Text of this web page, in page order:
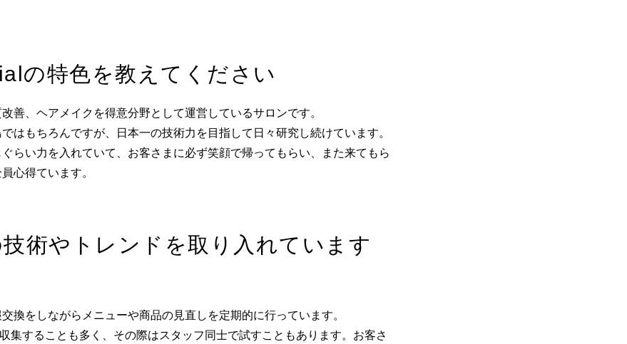
の特色を教えてください
善、ヘアメイクを得意分野として運営しているサロンです。
はもちろんですが、日本一の技術力を目指して日々研究し続けています。
らい力を入れていて、お客さまに必ず笑顔で帰ってもらい、また来てもら
心得ています。
術やトレンドを取り入れています
換をしながらメニューや商品の見直しを定期的に行っています。
集することも多く、その際はスタッフ同士で試すこともあります。お客さ